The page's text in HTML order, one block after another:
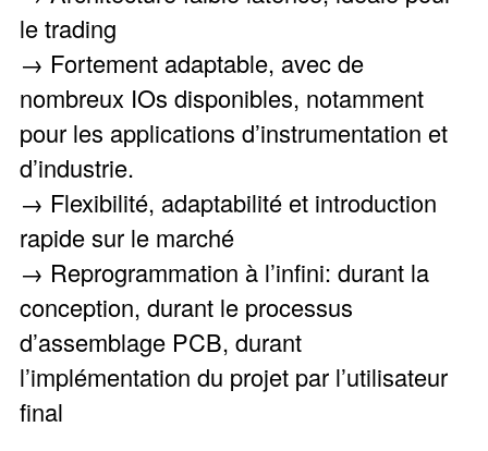
le trading
→ Fortement adaptable, avec de
nombreux IOs disponibles, notamment
pour les applications d’instrumentation et
d’industrie.
→ Flexibilité, adaptabilité et introduction
rapide sur le marché
→ Reprogrammation à l’infini: durant la
conception, durant le processus
d’assemblage PCB, durant
l’implémentation du projet par l’utilisateur
final